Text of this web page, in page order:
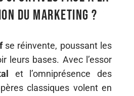
du marketing ?
se réinvente, poussant les
leurs bases. Avec l’essor
et l’omniprésence des
classiques volent en